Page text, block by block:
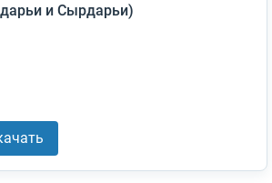
и Сырдарьи)